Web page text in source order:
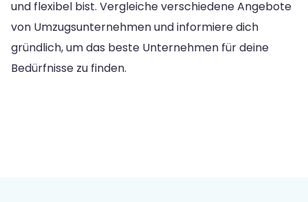
und flexibel bist. Vergleiche verschiedene Angebote
von Umzugsunternehmen und informiere dich
gründlich, um das beste Unternehmen für deine
Bedürfnisse zu finden.